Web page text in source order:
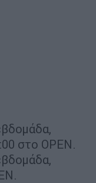
στο OPEN.